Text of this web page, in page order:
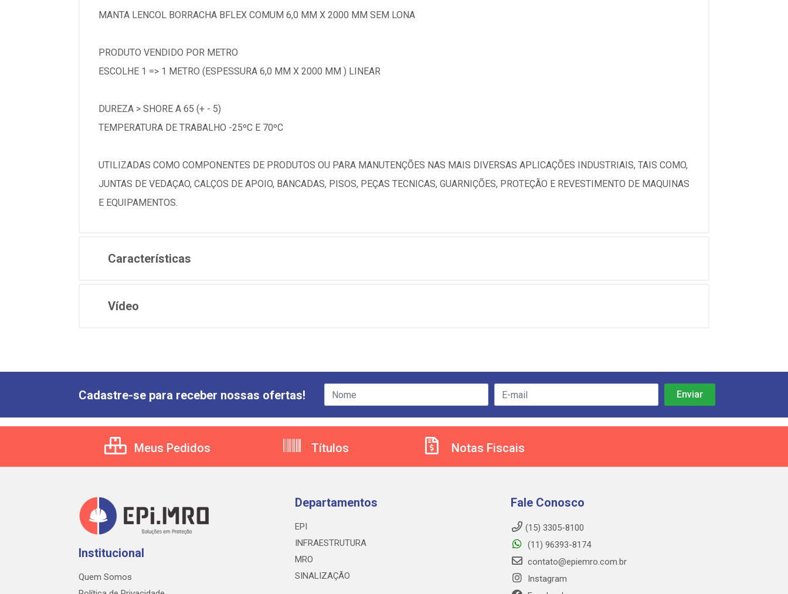
MANTA LENCOL BORRACHA BFLEX COMUM 6,0 MM X 2000 MM SEM LONA
PRODUTO VENDIDO POR METRO
ESCOLHE 1 => 1 METRO (ESPESSURA 6,0 MM X 2000 MM ) LINEAR
DUREZA > SHORE A 65 (+ - 5)
TEMPERATURA DE TRABALHO -25ºC E 70ºC
UTILIZADAS COMO COMPONENTES DE PRODUTOS OU PARA MANUTENÇÕES NAS MAIS DIVERSAS APLICAÇÕES INDUSTRIAIS, TAIS COMO,
JUNTAS DE VEDAÇAO, CALÇOS DE APOIO, BANCADAS, PISOS, PEÇAS TECNICAS, GUARNIÇÕES, PROTEÇÃO E REVESTIMENTO DE MAQUINAS
E EQUIPAMENTOS.
Características
Vídeo
Cadastre-se para receber nossas ofertas!
Meus Pedidos Títulos Notas Fiscais
Institucional
Quem Somos
Departamentos
EPI
INFRAESTRUTURA
MRO
SINALIZAÇÃO
Fale Conosco
(15) 3305-8100
(11) 96393-8174
contato@epiemro.com.br
Instagram